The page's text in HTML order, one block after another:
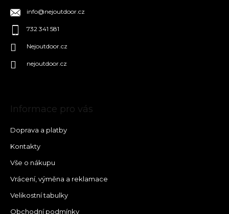
info@nejoutdoor.cz
732 341 581
Nejoutdoor.cz
nejoutdoor.cz
Informace pro vás
Doprava a platby
Kontakty
Vše o nákupu
Vrácení, výměna a reklamace
Velikostní tabulky
Obchodní podmínky